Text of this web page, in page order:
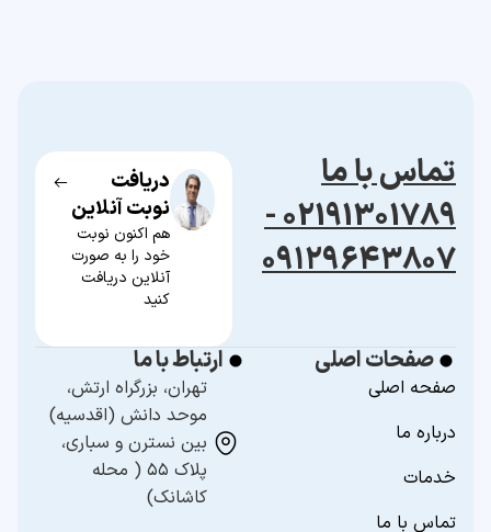
تماس با ما
02191301789 -
۰۹۱۲۹۶۴۳۸۰۷
دریافت
نوبت آنلاین
هم اکنون نوبت
خود را به صورت
آنلاین دریافت
کنید
صفحات اصلی
صفحه اصلی
درباره ما
خدمات
تماس با ما
ارتباط با ما
تهران، بزرگراه ارتش،
موحد دانش (اقدسیه)
بین نسترن و سباری،
پلاک ۵۵ ( محله
کاشانک)